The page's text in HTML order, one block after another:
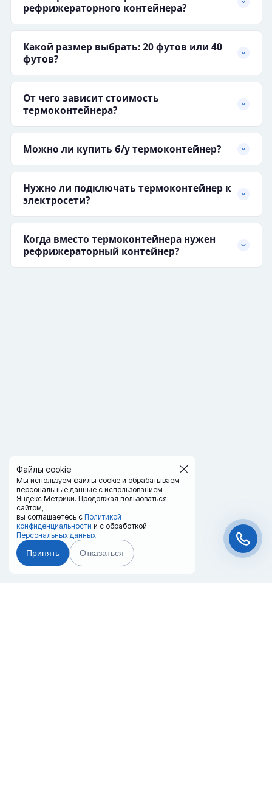
Файлы cookie
Мы используем файлы cookie и обрабатываем
персональные данные с использованием
Яндекс Метрики. Продолжая пользоваться
сайтом,
вы соглашаетесь с Политикой
конфиденциальности и с обработкой
Персональных данных.
Принять Отказаться
рефрижераторного контейнера?
Какой размер выбрать: 20 футов или 40
футов?
От чего зависит стоимость
термоконтейнера?
Можно ли купить б/у термоконтейнер?
Нужно ли подключать термоконтейнер к
электросети?
Когда вместо термоконтейнера нужен
рефрижераторный контейнер?